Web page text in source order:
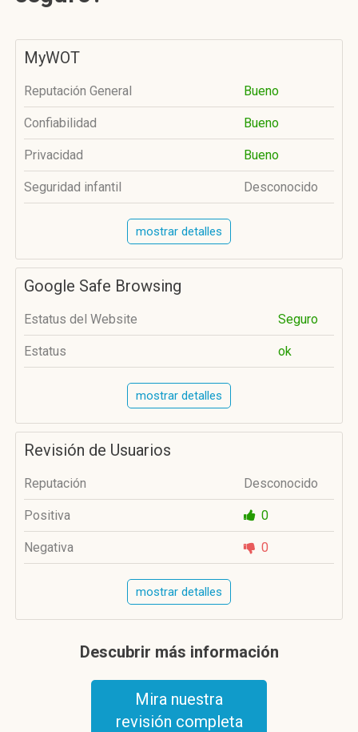
MyWOT
Reputación General Bueno
Confiabilidad Bueno
Privacidad Bueno
Seguridad infantil Desconocido
mostrar detalles
Google Safe Browsing
Estatus del Website Seguro
Estatus ok
mostrar detalles
Revisión de Usuarios
Reputación Desconocido
Positiva 0
Negativa 0
mostrar detalles
Descubrir más información
Mira nuestra
revisión completa